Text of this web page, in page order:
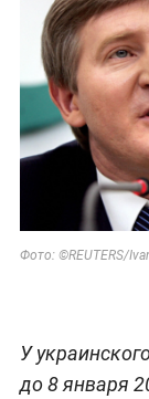
Фото: ©REUTERS/
У
до 8 января